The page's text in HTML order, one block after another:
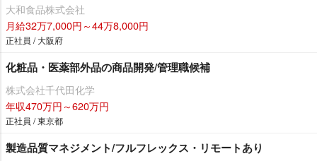
大和食品株式会社
月給32万7,000円～44万8,000円
正社員 / 大阪府
化粧品・医薬部外品の商品開発/管理職候補
株式会社千代田化学
年収470万円～620万円
正社員 / 東京都
製造品質マネジメント/フルフレックス・リモートあり